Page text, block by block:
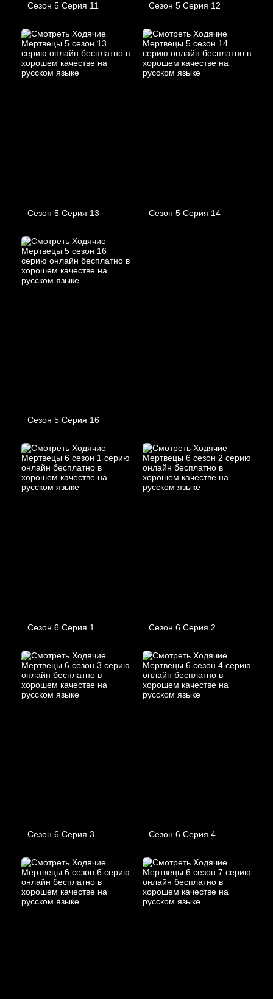
Сезон 5 Серия 11 Сезон 5 Серия 12
Сезон 5 Серия 13 Сезон 5 Серия 14
Сезон 5 Серия 16
Сезон 6 Серия 1 Сезон 6 Серия 2
Сезон 6 Серия 3 Сезон 6 Серия 4